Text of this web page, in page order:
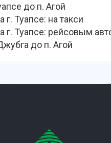
до п. Агой
г. Туапсе: на такси
г. Туапсе: рейсовым
до п. Агой